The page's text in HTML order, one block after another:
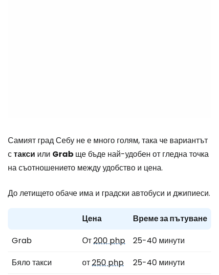
Самият град Себу не е много голям, така че вариантът
стакси или Grab ще бъде най-удобен от гледна точка
на съотношението между удобство и цена.
До летището обаче има и градски автобуси и джипиеси.
Цена
Време за пътуване
Grab
От200 php
25-40 минути
Бяло такси
от250 php
25-40 минути